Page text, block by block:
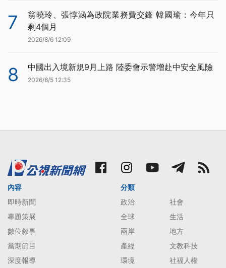
7
翁曉玲、張惇涵為政院業務費交鋒 韓國瑜：今年只
剩4個月
2026/8/6 12:09
8 中國出入境新規9月上路 陸委會示警增赴中安全風險
2026/8/5 12:35
內容
即時新聞
專題策展
數位敘事
當期節目
深度報導
分類
政治
社會
全球
生活
兩岸
地方
產經
文教科技
環境
社福人權